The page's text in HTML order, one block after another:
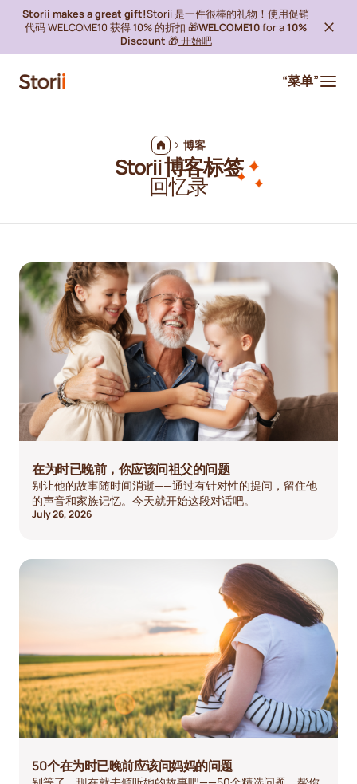
Storii makes a great gift!Storii 是一件很棒的礼物！使用促销
代码 WELCOME10 获得 10% 的折扣 🎁WELCOME10for a10%
Discount 🎁 开始吧
“菜单”
博客
Storii 博客标签
回忆录
在为时已晚前，你应该问祖父的问题
别让他的故事随时间消逝——通过有针对性的提问，留住他
的声音和家族记忆。今天就开始这段对话吧。
July 26, 2026
50个在为时已晚前应该问妈妈的问题